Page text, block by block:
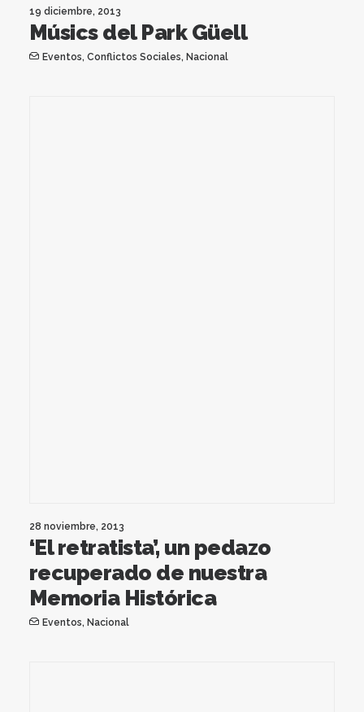
19 diciembre, 2013
Músics del Park Güell
Eventos, Conflictos Sociales, Nacional
28 noviembre, 2013
‘El retratista’, un pedazo
recuperado de nuestra
Memoria Histórica
Eventos, Nacional